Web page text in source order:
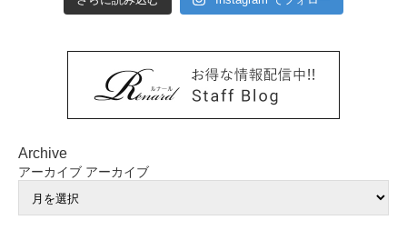
Archive
アーカイブ アーカイブ